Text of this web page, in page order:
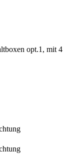
opt.1, mit 4